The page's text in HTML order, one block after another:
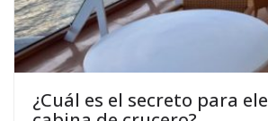
¿Cuál es el secreto para